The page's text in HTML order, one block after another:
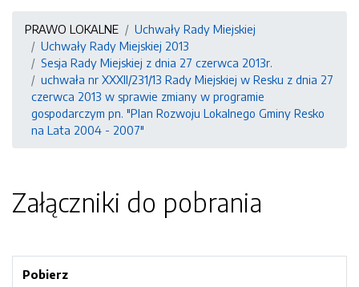
PRAWO LOKALNE
Uchwały Rady Miejskiej
Uchwały Rady Miejskiej 2013
Sesja Rady Miejskiej z dnia 27 czerwca 2013r.
uchwała nr XXXII/231/13 Rady Miejskiej w Resku z dnia 27
czerwca 2013 w sprawie zmiany w programie
gospodarczym pn. "Plan Rozwoju Lokalnego Gminy Resko
na Lata 2004 - 2007"
Załączniki do pobrania
Pobierz